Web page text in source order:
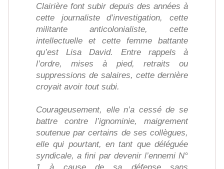
Clairière font subir depuis des années à
cette journaliste d’investigation, cette
militante anticolonialiste, cette
intellectuelle et cette femme battante
qu’est Lisa David. Entre rappels à
l’ordre, mises à pied, retraits ou
suppressions de salaires, cette dernière
croyait avoir tout subi.
Courageusement, elle n’a cessé de se
battre contre l’ignominie, maigrement
soutenue par certains de ses collègues,
elle qui pourtant, en tant que déléguée
syndicale, a fini par devenir l’ennemi N°